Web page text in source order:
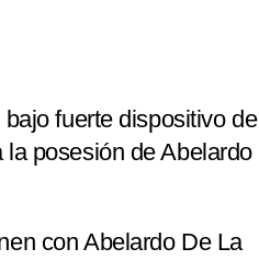
fuerte dispositivo de
posesión de Abelardo
con Abelardo De La